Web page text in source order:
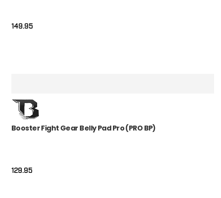
149.95
Booster Fight Gear Belly Pad Pro (PRO BP)
129.95